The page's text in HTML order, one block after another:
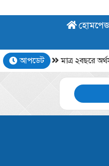
আপডেট
ভর্তি মাত্র ২বছরে অর্থসহ